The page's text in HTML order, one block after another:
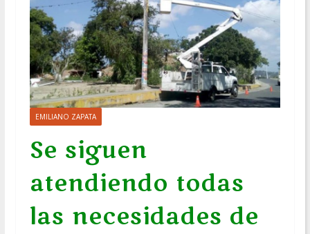
EMILIANO ZAPATA
Se siguen
atendiendo todas
las necesidades de